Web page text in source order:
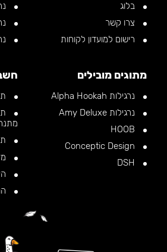
בלוג
צרו קשר
רישום למועדון לקוחות
מתוגים מובילים
נרגילות Alpha Hookah
נרגילות Amy Deluxe